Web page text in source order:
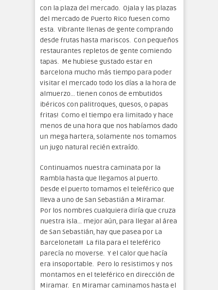
con la plaza del mercado. Ojala y las plazas
del mercado de Puerto Rico fuesen como
esta. Vibrante llenas de gente comprando
desde frutas hasta mariscos. Con pequeños
restaurantes repletos de gente comiendo
tapas. Me hubiese gustado estar en
Barcelona mucho más tiempo para poder
visitar el mercado todo los días a la hora de
almuerzo… tienen conos de embutidos
ibéricos con palitroques, quesos, o papas
fritas! Como el tiempo era limitado y hace
menos de una hora que nos habíamos dado
un mega hartera, solamente nos tomamos
un jugo natural recién extraído.
Continuamos nuestra caminata por la
Rambla hasta que llegamos al puerto.
Desde el puerto tomamos el teleférico que
lleva a uno de San Sebastián a Miramar.
Por los nombres cualquiera diría que cruza
nuestra isla… mejor aún, para llegar al área
de San Sebastián, hay que pasea por La
Barceloneta!!! La fila para el teleférico
parecía no moverse. Y el calor que hacía
era insoportable. Pero lo resistimos y nos
montamos en el teleférico en dirección de
Miramar. En Miramar caminamos hasta el